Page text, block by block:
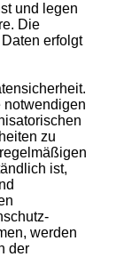
und legen
Die
erfolgt
notwendigen
zu
ist,
werden
der